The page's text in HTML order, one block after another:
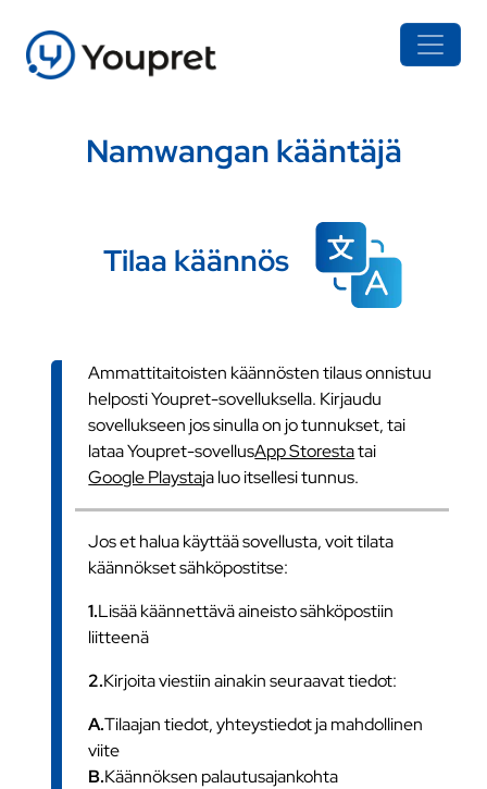
Namwangan kääntäjä
Tilaa käännös
Ammattitaitoisten käännösten tilaus onnistuu
helposti Youpret-sovelluksella. Kirjaudu
sovellukseen jos sinulla on jo tunnukset, tai
lataa Youpret-sovellusApp Storestatai
Google Playstaja luo itsellesi tunnus.
Jos et halua käyttää sovellusta, voit tilata
käännökset sähköpostitse:
1.Lisää käännettävä aineisto sähköpostiin
liitteenä
2.Kirjoita viestiin ainakin seuraavat tiedot:
A.Tilaajan tiedot, yhteystiedot ja mahdollinen
viite
B.Käännöksen palautusajankohta